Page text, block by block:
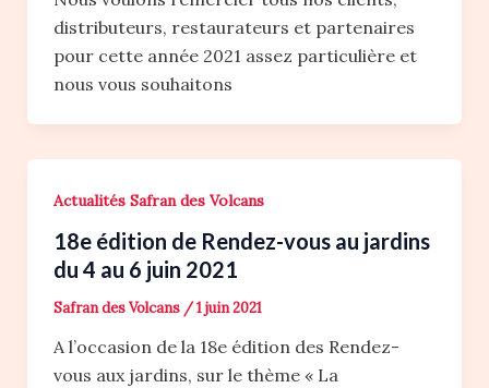
distributeurs, restaurateurs et partenaires
pour cette année 2021 assez particulière et
nous vous souhaitons
Actualités Safran des Volcans
18e édition de Rendez-vous au jardins
du 4 au 6 juin 2021
Safran des Volcans /1 juin 2021
A l’occasion de la 18e édition des Rendez-
vous aux jardins, sur le thème « La